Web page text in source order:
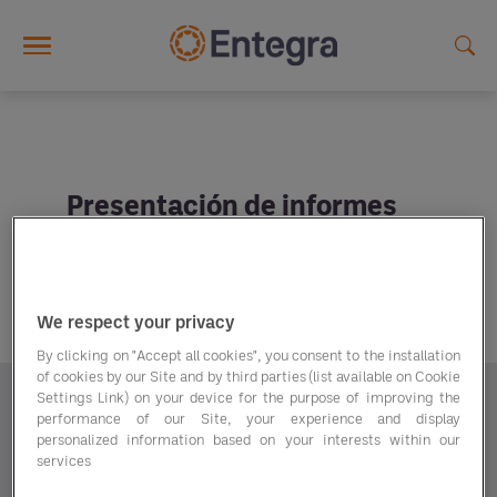
Presentación de informes
Ya sea para reducir los trámites administrativos,
facilitar el cumplimiento de la normativa mediante
informes eficaces o contribuir a mejorar las
We respect your privacy
By clicking on "Accept all cookies", you consent to the installation
of cookies by our Site and by third parties (list available on Cookie
Settings Link) on your device for the purpose of improving the
performance of our Site, your experience and display
personalized information based on your interests within our
services